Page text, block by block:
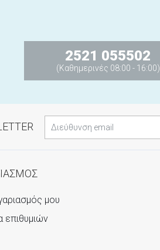
2521 055502
(Καθημερινές 08:00 - 16:00)
μου
επιθυμιών